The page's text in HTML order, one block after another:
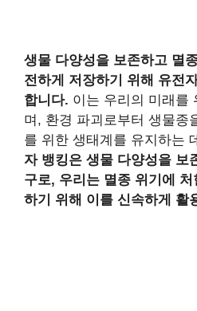
생물 다양성을 보존하고 멸
전하게 저장하기 위해 유전
합니다. 이는 우리의 미래를
며, 환경 파괴로부터 생물종
를 위한 생태계를 유지하는
자 뱅킹은 생물 다양성을 보
구로, 우리는 멸종 위기에
하기 위해 이를 신속하게 활